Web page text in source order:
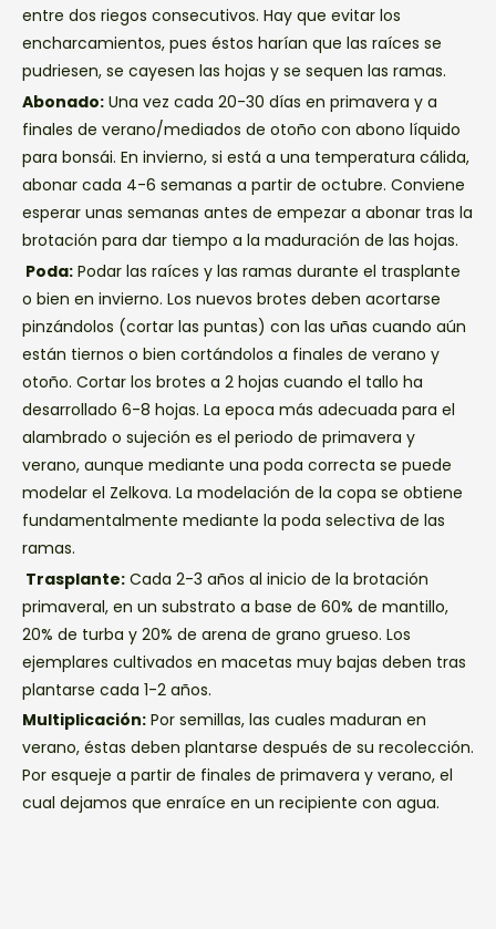
entre dos riegos consecutivos. Hay que evitar los
encharcamientos, pues éstos harían que las raíces se
pudriesen, se cayesen las hojas y se sequen las ramas.
Abonado: Una vez cada 20-30 días en primavera y a
finales de verano/mediados de otoño con abono líquido
para bonsái. En invierno, si está a una temperatura cálida,
abonar cada 4-6 semanas a partir de octubre. Conviene
esperar unas semanas antes de empezar a abonar tras la
brotación para dar tiempo a la maduración de las hojas.
Poda: Podar las raíces y las ramas durante el trasplante
o bien en invierno. Los nuevos brotes deben acortarse
pinzándolos (cortar las puntas) con las uñas cuando aún
están tiernos o bien cortándolos a finales de verano y
otoño. Cortar los brotes a 2 hojas cuando el tallo ha
desarrollado 6-8 hojas. La epoca más adecuada para el
alambrado o sujeción es el periodo de primavera y
verano, aunque mediante una poda correcta se puede
modelar el Zelkova. La modelación de la copa se obtiene
fundamentalmente mediante la poda selectiva de las
ramas.
Trasplante: Cada 2-3 años al inicio de la brotación
primaveral, en un substrato a base de 60% de mantillo,
20% de turba y 20% de arena de grano grueso. Los
ejemplares cultivados en macetas muy bajas deben tras
plantarse cada 1-2 años.
Multiplicación: Por semillas, las cuales maduran en
verano, éstas deben plantarse después de su recolección.
Por esqueje a partir de finales de primavera y verano, el
cual dejamos que enraíce en un recipiente con agua.